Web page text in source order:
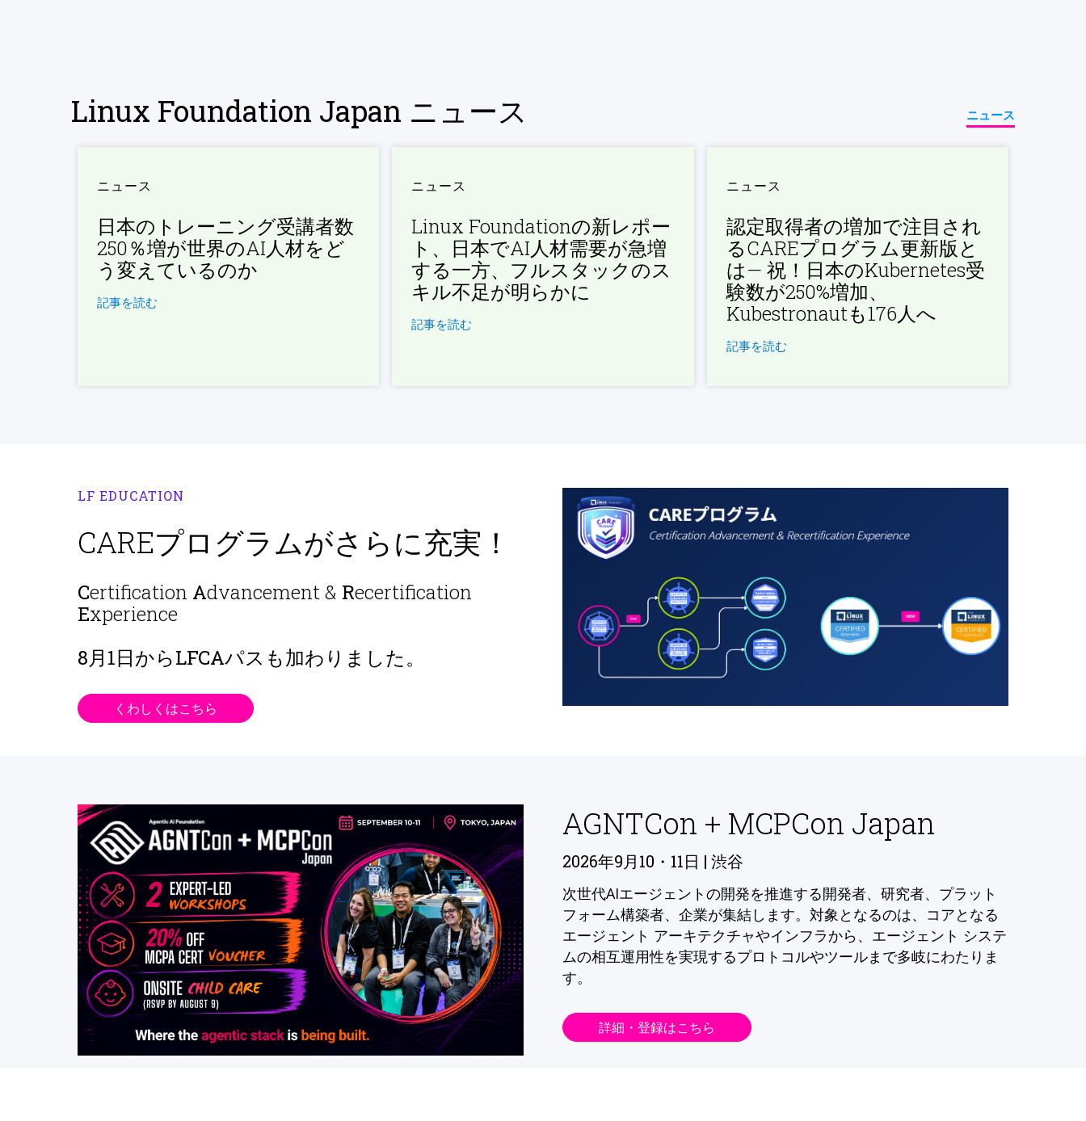
Linux Foundation Japan ニュース ニュース
ニュース
日本のトレーニング受講者数
250％増が世界のAI人材をど
う変えているのか
記事を読む
ニュース
Linux Foundationの新レポー
ト、日本でAI人材需要が急増
する一方、フルスタックのス
キル不足が明らかに
記事を読む
ニュース
認定取得者の増加で注目され
るCAREプログラム更新版と
は— 祝！日本のKubernetes受
験数が250%増加、
Kubestronautも176人へ
記事を読む
LF EDUCATION
CAREプログラムがさらに充実！
Certification Advancement & Recertification
Experience
8月1日からLFCAパスも加わりました。
くわしくはこちら
AGNTCon + MCPCon Japan
2026年9月10・11日 | 渋谷
次世代AIエージェントの開発を推進する開発者、研究者、プラット
フォーム構築者、企業が集結します。対象となるのは、コアとなる
エージェント アーキテクチャやインフラから、エージェント システ
ムの相互運用性を実現するプロトコルやツールまで多岐にわたりま
す。
詳細・登録はこちら